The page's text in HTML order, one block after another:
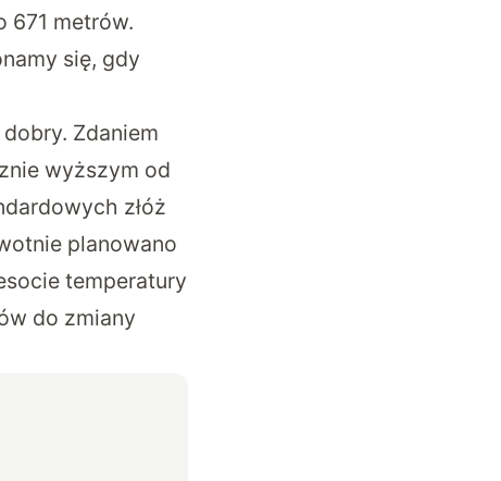
671 metrów.
się, gdy
Zdaniem
wyższym od
złóż
planowano
temperatury
do zmiany